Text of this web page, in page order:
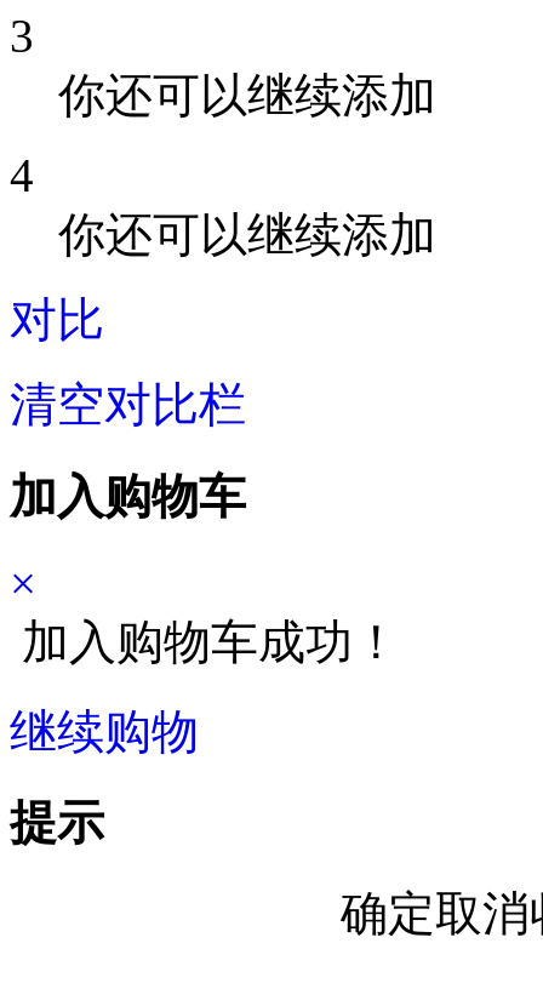
3
你还可以继续添加
4
你还可以继续添加
对比
清空对比栏
加入购物车
×
加入购物车成功！
继续购物
提示
确定取